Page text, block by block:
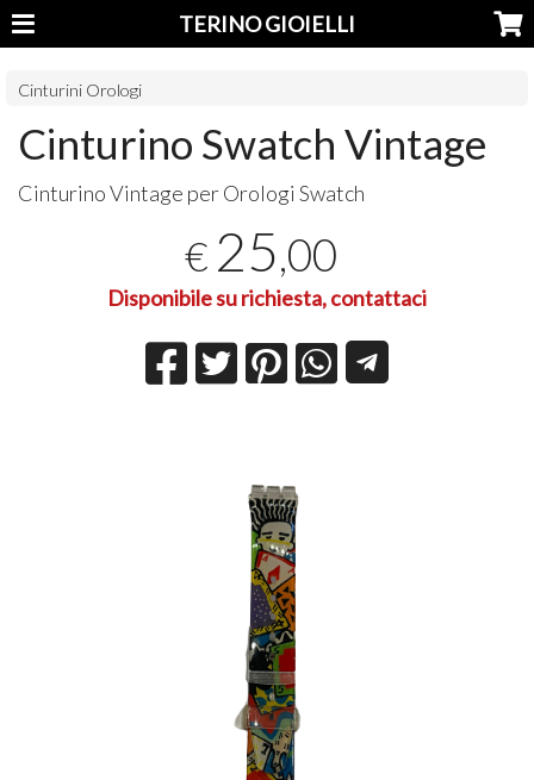
TERINO GIOIELLI
Cinturini Orologi
Cinturino Swatch Vintage
Cinturino Vintage per Orologi Swatch
€ 25,00
Disponibile su richiesta, contattaci